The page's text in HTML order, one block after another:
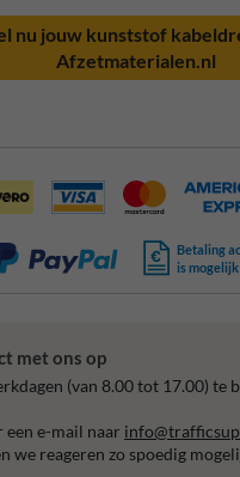
nu jouw kunststof
Afzetmaterialen.nl
Betaling
is mogelijk
met ons op
(van 8.00 tot 17.00) te
een e-mail naar
we reageren zo spoedig